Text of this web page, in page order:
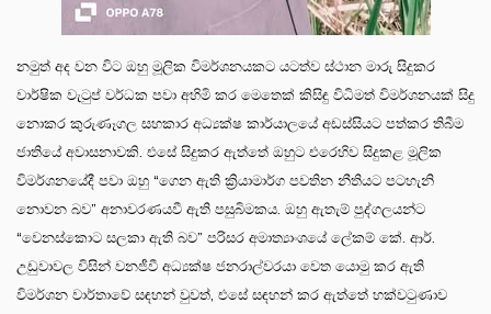
නමුත් අද වන විට ඔහු මූලික විමර්ශනයකට යටත්ව ස්ථාන මාරු සිදුකර
වාර්ෂික වැටුප් වර්ධක පවා අහිමි කර මෙතෙක් කිසිඳු විධිමත් විමර්ශනයක් සිදු
නොකර කුරුණෑගල සහකාර අධ්‍යක්ෂ කාර්යාලයේ අඩස්සියට පත්කර තිබීම
ජාතියේ අවාසනාවකි. එසේ සිදුකර ඇත්තේ ඔහුට එරෙහිව සිදුකළ මූලික
විමර්ශනයේදී පවා ඔහු “ගෙන ඇති ක්‍රියාමාර්ග පවතින නීතියට පටහැනි
නොවන බව” අනාවරණයවී ඇති පසුබිමකය. ඔහු ඇතැම් පුද්ගලයන්ට
“වෙනස්කොට සලකා ඇති බව” පරිසර අමාත්‍යාංශයේ ලේකම් කේ. ආර්.
උඩුවාවල විසින් වනජීවී අධ්‍යක්ෂ ජනරාල්වරයා වෙත යොමු කර ඇති
විමර්ශන වාර්තාවේ සඳහන් වුවත්, එසේ සඳහන් කර ඇත්තේ හක්වටුණාව